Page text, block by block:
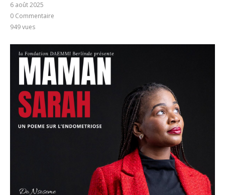
6 août 2025
0 Commentaire
949vues